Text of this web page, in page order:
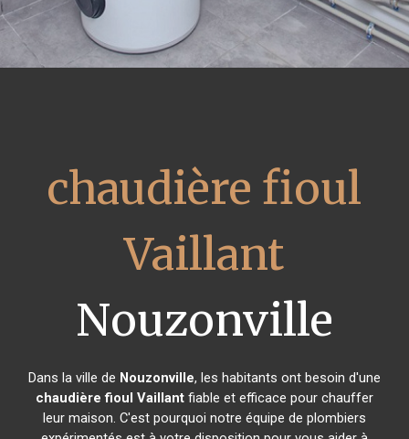
chaudière fioul
Vaillant
Nouzonville
Dans la ville de Nouzonville, les habitants ont besoin d'une
chaudière fioul Vaillantfiable et efficace pour chauffer
leur maison. C'est pourquoi notre équipe de plombiers